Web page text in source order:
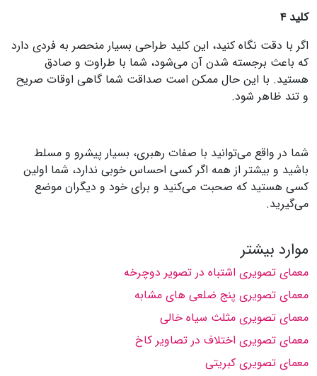
کلید ۴
اگر با دقت نگاه کنید، این کلید طراحی بسیار منحصر به فردی دارد
که باعث برجسته شدن آن می‌شود، شما با طراوت و صادق
هستید. با این حال ممکن است صداقت شما گاهی اوقات صریح
و تند ظاهر شود.
شما در واقع می‌توانید با صفات رهبری، بسیار پیشرو و مسلط
باشید و بیشتر از همه اگر کسی احساس خوبی ندارد، شما اولین
کسی هستید که صحبت می‌کنید و برای خود و دیگران موضع
می‌گیرید.
موارد بیشتر
معمای تصویری اشتباه در تصویر دوچرخه
معمای تصویری پنج ضلعی های مشابه
معمای تصویری مثلث سیاه خالی
معمای تصویری اختلاف در تصاویر کاخ
معمای تصویری کبریتی